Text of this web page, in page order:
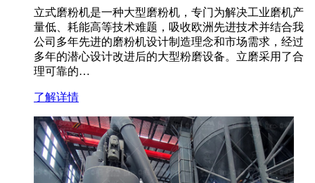
立式磨粉机是一种大型磨粉机，专门为解决工业磨机产
量低、耗能高等技术难题，吸收欧洲先进技术并结合我
公司多年先进的磨粉机设计制造理念和市场需求，经过
多年的潜心设计改进后的大型粉磨设备。立磨采用了合
理可靠的…
了解详情